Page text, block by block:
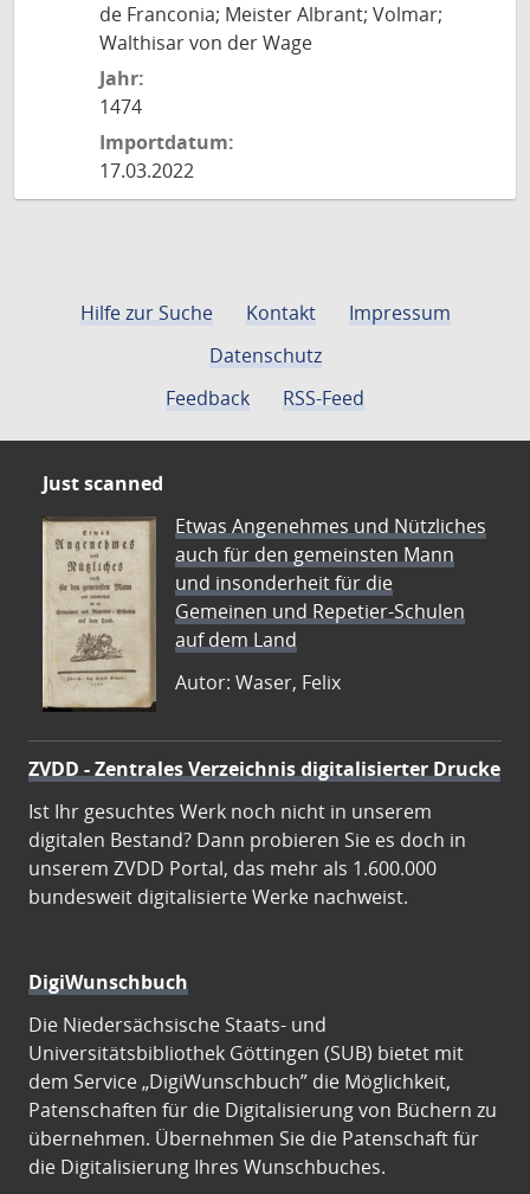
de Franconia; Meister Albrant; Volmar;
Walthisar von der Wage
Jahr:
1474
Importdatum:
17.03.2022
Hilfe zur Suche Kontakt
Impressum
Datenschutz
Feedback
RSS-Feed
Just scanned
Etwas Angenehmes und Nützliches
auch für den gemeinsten Mann
und insonderheit für die
Gemeinen und Repetier-Schulen
auf dem Land
Autor: Waser, Felix
ZVDD - Zentrales Verzeichnis digitalisierter Drucke
Ist Ihr gesuchtes Werk noch nicht in unserem
digitalen Bestand? Dann probieren Sie es doch in
unserem ZVDD Portal, das mehr als 1.600.000
bundesweit digitalisierte Werke nachweist.
DigiWunschbuch
Die Niedersächsische Staats- und
Universitätsbibliothek Göttingen (SUB) bietet mit
dem Service „DigiWunschbuch” die Möglichkeit,
Patenschaften für die Digitalisierung von Büchern zu
übernehmen. Übernehmen Sie die Patenschaft für
die Digitalisierung Ihres Wunschbuches.